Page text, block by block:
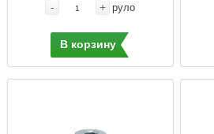
- + руло
В корзину